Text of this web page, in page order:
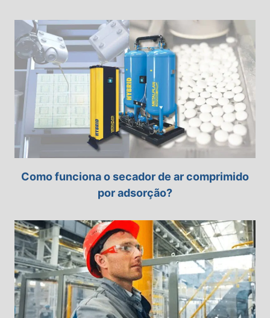
Como funciona o secador de ar comprimido
por adsorção?